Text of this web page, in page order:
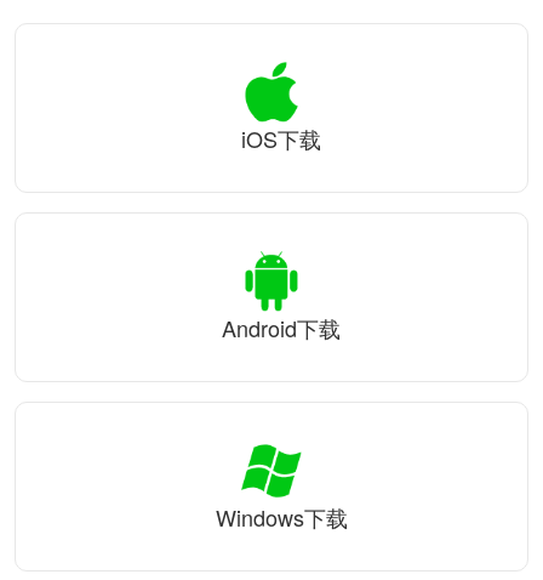
iOS下载
Android下载
Windows下载